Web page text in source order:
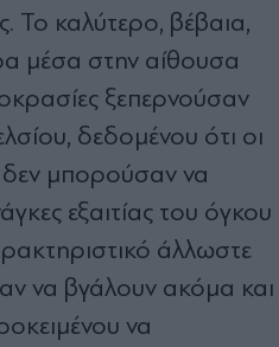
Το καλύτερο, βέβαια,
μέσα στην αίθουσα
ξεπερνούσαν
δεδομένου ότι οι
μπορούσαν να
εξαιτίας του όγκου
άλλωστε
να βγάλουν ακόμα και
να